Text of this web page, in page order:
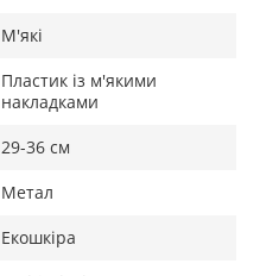
М'які
Пластик із м'якими
накладками
29-36 см
Метал
Екошкіра